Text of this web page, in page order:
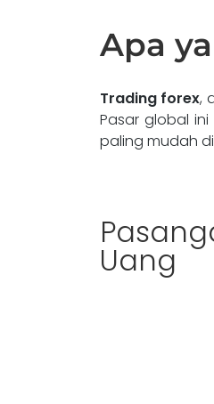
Apa
Trading forex,
Pasar global
paling mudah
Uang